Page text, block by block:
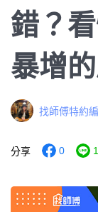
錯？
暴增
找師傅特約
分享 0 1